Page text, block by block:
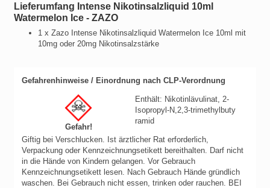
Lieferumfang Intense Nikotinsalzliquid 10ml
Watermelon Ice - ZAZO
1 x Zazo Intense Nikotinsalzliquid Watermelon Ice 10ml mit
10mg oder 20mg Nikotinsalzstärke
Gefahrenhinweise / Einordnung nach CLP-Verordnung
Gefahr!
Enthält: Nikotinlävulinat, 2-
Isopropyl-N,2,3-trimethylbuty
ramid
Giftig bei Verschlucken.
Ist ärztlicher Rat erforderlich,
Verpackung oder Kennzeichnungsetikett bereithalten.
Darf nicht
in die Hände von Kindern gelangen. Vor Gebrauch
Kennzeichnungsetikett lesen.
Nach Gebrauch Hände gründlich
waschen.
Bei Gebrauch nicht essen, trinken oder rauchen.
BEI